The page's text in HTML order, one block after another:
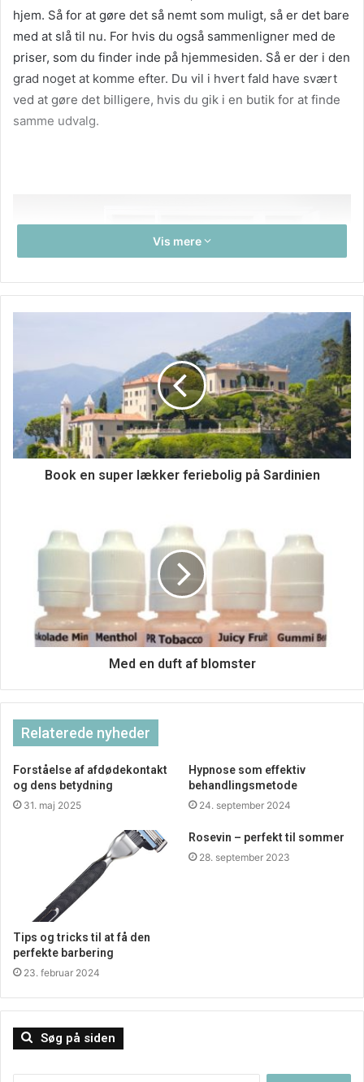
hjem. Så for at gøre det så nemt som muligt, så er det bare
med at slå til nu. For hvis du også sammenligner med de
priser, som du finder inde på hjemmesiden. Så er der i den
grad noget at komme efter. Du vil i hvert fald have svært
ved at gøre det billigere, hvis du gik i en butik for at finde
samme udvalg.
Nemt når man kan sidde derhjemme og
gøre det
Men der er jo også et eller andet virkelig komfortabelt og
nemt ved, at man kan sidde derhjemme i sin egen stue, og
bestille de møbler, som man gerne vil have. Det hjælper
altid på det, når man kan være i de omgivelser, hvor
møblerne kommer til at være. For så har man en bedre
fornemmelse af, om de vil passe ind, hvordan man vil
Også fordi man så ikke er begrænset af åbningstider, men
Vis mere
Book en super lækker feriebolig på Sardinien
Med en duft af blomster
Relaterede nyheder
Forståelse af afdødekontakt
og dens betydning
31. maj 2025
Hypnose som effektiv
behandlingsmetode
24. september 2024
Tips og tricks til at få den
perfekte barbering
23. februar 2024
Rosevin – perfekt til sommer
28. september 2023
Søg på siden